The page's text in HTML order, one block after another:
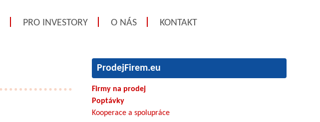
PRO INVESTORY O NÁS KONTAKT
ProdejFirem.eu
Firmy na prodej
Poptávky
Kooperace a spolupráce